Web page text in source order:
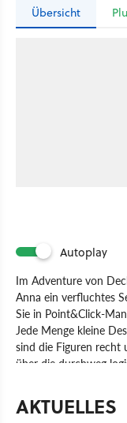
Übersicht
Autoplay
Im Adventure von
Anna ein verfluchtes
Sie in Point&Click-
Jede Menge kleine
sind die Figuren recht
über die durchweg
Black Sails: Das
AKTUELLES